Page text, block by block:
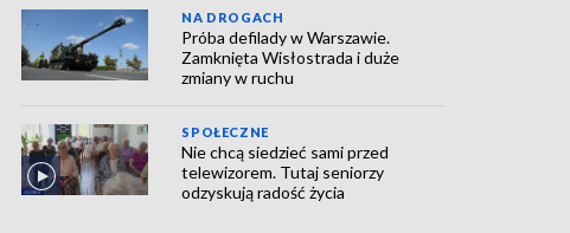
NA DROGACH
Próba defilady w Warszawie.
Zamknięta Wisłostrada i duże
zmiany w ruchu
SPOŁECZNE
Nie chcą siedzieć sami przed
telewizorem. Tutaj seniorzy
odzyskują radość życia